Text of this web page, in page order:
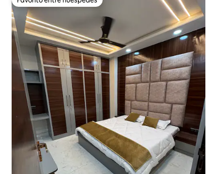
Favorito entre huéspedes